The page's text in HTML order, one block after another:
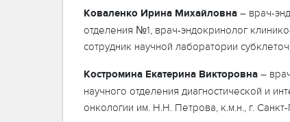
Коваленко Ирина Михайловна – врач-
отделения №1, врач-эндокринолог
сотрудник научной лаборатории
Костромина Екатерина Викторовна –
научного отделения диагностической и
онкологии им. Н.Н. Петрова, к.м.н., г.